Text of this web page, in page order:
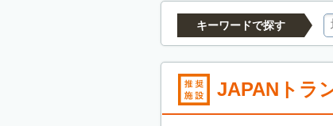
キーワードで探す
JAPANトラ